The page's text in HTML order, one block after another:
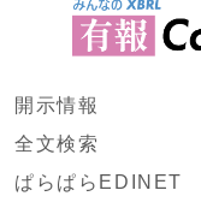
開示情報
全文検索
ぱらぱらEDINET